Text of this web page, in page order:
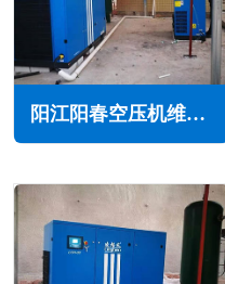
阳江阳春空压机维修保养